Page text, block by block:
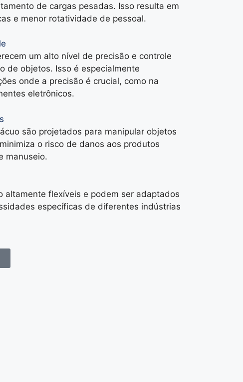
de cargas pesadas. Isso resulta em
e menor rotatividade de pessoal.
um alto nível de precisão e controle
de objetos. Isso é especialmente
onde a precisão é crucial, como na
eletrônicos.
são projetados para manipular objetos
o risco de danos aos produtos
manuseio.
altamente flexíveis e podem ser adaptados
específicas de diferentes indústrias